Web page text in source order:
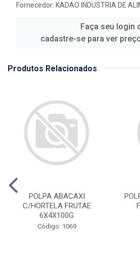
Fornecedor: KADAO INDUSTRIA DE
Faça seu login
cadastre-se para ver
Produtos Relacionados
POLPA ABACAXI
C/HORTELA FRUTAE
6X4X100G
Código: 1069